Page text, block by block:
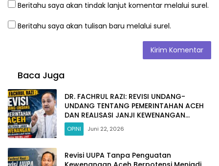
Beritahu saya akan tindak lanjut komentar melalui surel.
Beritahu saya akan tulisan baru melalui surel.
Baca Juga
DR. FACHRUL RAZI: REVISI UNDANG-
UNDANG TENTANG PEMERINTAHAN ACEH
DAN REALISASI JANJI KEWENANGAN
PENGELOLAAN LAUT ACEH HINGGA 200 MIL
LAUT
OPINI Juni 22, 2026
Revisi UUPA Tanpa Penguatan